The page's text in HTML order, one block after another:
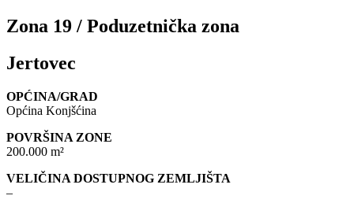
Zona 19 / Poduzetnička zona
Jertovec
OPĆINA/GRAD
Općina Konjšćina
POVRŠINA ZONE
200.000 m²
VELIČINA DOSTUPNOG ZEMLJIŠTA
–